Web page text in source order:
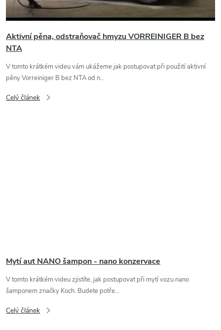
s
č
l
á
n
Aktivní pěna, odstraňovač hmyzu VORREINIGER B bez
NTA
V tomto krátkém videu vám ukážeme jak postupovat při použití aktivní
pěny Vorreiniger B bez NTA od n...
Celý článek
Mytí aut NANO šampon - nano konzervace
V tomto krátkém videu zjistíte, jak postupovat při mytí vozu nano
šamponem značky Koch. Budete potře...
Celý článek